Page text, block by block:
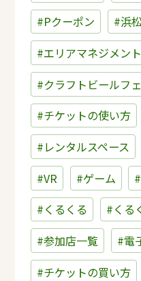
#Pクーポン
#浜
#エリアマネジメン
#クラフトビールフ
#チケットの使い方
#レンタルスペース
#VR
#ゲーム
#くるくる
#くる
#参加店一覧
#電
#チケットの買い方